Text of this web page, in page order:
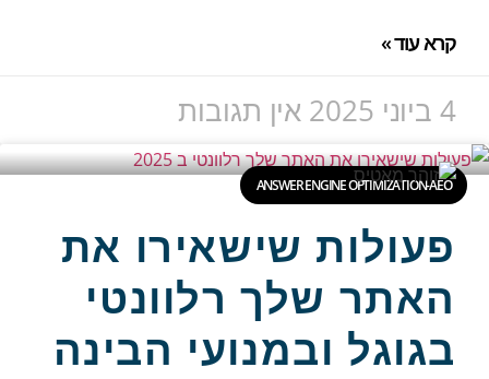
קרא עוד »
4 ביוני 2025 אין תגובות
ANSWER ENGINE OPTIMIZATION-AEO
פעולות שישאירו את
האתר שלך רלוונטי
בגוגל ובמנועי הבינה